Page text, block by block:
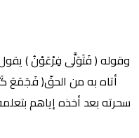
وقوله ( فَتَوَلَّى فِرْعَوْنُ )
أتاه به من الحقّ(
سحرته بعد أخذه إياهم